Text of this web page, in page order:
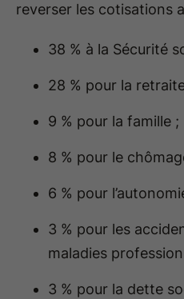
reverser les cotisations
38 % à la Sécurité
28 % pour la
9 % pour la famille ;
8 % pour le
6 % pour
3 % pour les
maladies
3 % pour la dette